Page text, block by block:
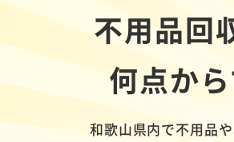
不用品回
何点か
和歌山県内で不用品